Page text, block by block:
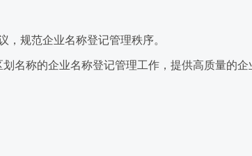
规范企业名称登记管理秩序。
称的企业名称登记管理工作，提供高质量的企